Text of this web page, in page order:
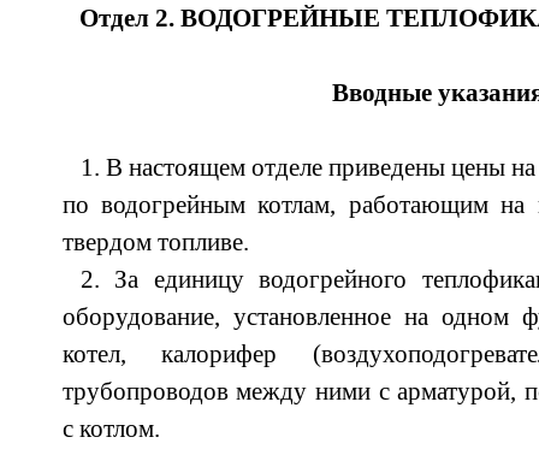
Отдел 2. ВОДОГРЕЙНЫЕ
Вводные
1. В настоящем отделе приведены цены
по водогрейным котлам, работающим на
твердом топливе.
2. За единицу водогрейного
оборудование, установленное на одном
котел, калорифер
трубопроводов между ними с арматурой,
с котлом.